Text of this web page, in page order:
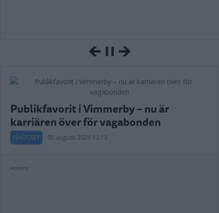
Publikfavorit i Vimmerby – nu är
karriären över för vagabonden
ISHOCKEY 05 augusti 2026 12.13
Annons: